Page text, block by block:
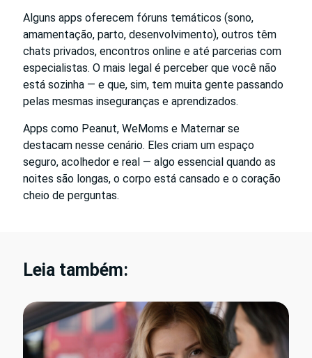
Alguns apps oferecem fóruns temáticos (sono,
amamentação, parto, desenvolvimento), outros têm
chats privados, encontros online e até parcerias com
especialistas. O mais legal é perceber que você não
está sozinha — e que, sim, tem muita gente passando
pelas mesmas inseguranças e aprendizados.
Apps como Peanut, WeMoms e Maternar se
destacam nesse cenário. Eles criam um espaço
seguro, acolhedor e real — algo essencial quando as
noites são longas, o corpo está cansado e o coração
cheio de perguntas.
Leia também: